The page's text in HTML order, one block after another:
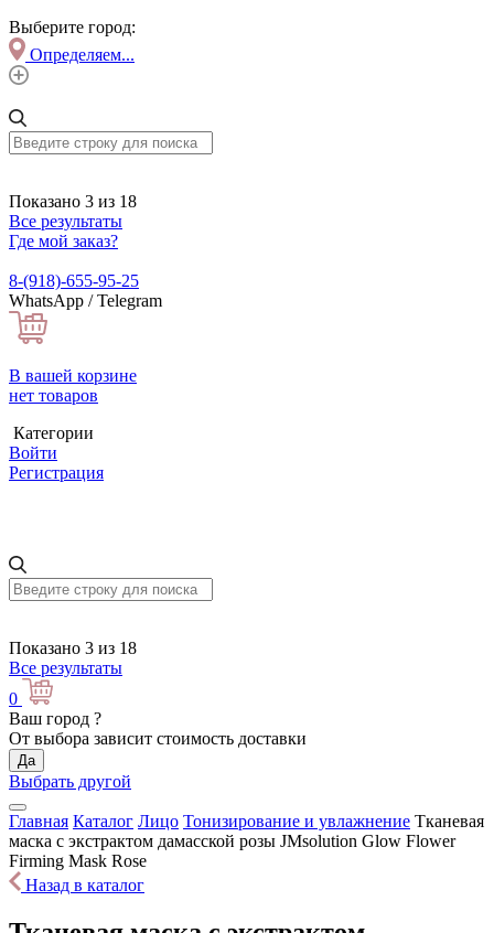
Выберите город:
Определяем...
Показано 3 из 18
Все результаты
Где мой заказ?
8-(918)-655-95-25
WhatsApp / Telegram
В вашей корзине
нет товаров
Категории
Войти
Регистрация
Показано 3 из 18
Все результаты
0
Ваш город ?
От выбора зависит стоимость доставки
Да
Выбрать другой
Главная Каталог Лицо Тонизирование и увлажнение Тканевая
маска с экстрактом дамасской розы JMsolution Glow Flower
Firming Mask Rose
Назад в каталог